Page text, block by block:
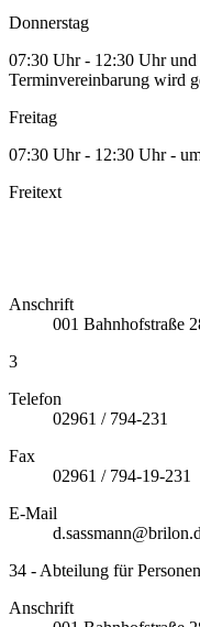
Donnerstag
07:30 Uhr - 12:30 Uhr
Terminvereinbarung wird
Freitag
07:30 Uhr - 12:30 Uhr -
Freitext
Anschrift
001 Bahnhofstraße
3
Telefon
02961 / 794-231
Fax
02961 / 794-19-231
E-Mail
34 - Abteilung für
Anschrift